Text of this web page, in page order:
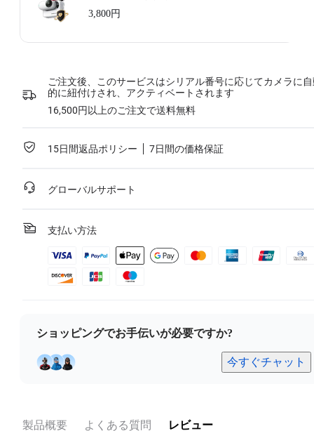
3,800円
Insta360 FlexiCareは1年以内に2回までの交換サービスを提供します。
Insta360は破損した製品を交換し、往復の送料を負担します。 ご利用
にはサービス利用時に3,800円
の交換費用をご負担いただきます。
このサービスは、購入したInsta360製品をアクティベーションしてい
詳細はサービス規約（
Service Agreement）をご参照ください。
ご注文後、このサービスはシリアル番号に応じてカメラに
的に紐付けされ、アクティベートされます
16,500円以上のご注文で送料無料
15日間返品ポリシー 7日間の価格保証
グローバルサポート
支払い方法
ショッピングでお手伝いが必要ですか?
今すぐチャット
製品概要 よくある質問 レビュー